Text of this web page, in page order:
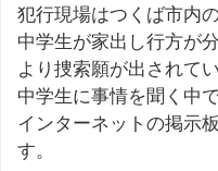
犯行現場はつくば市内
中学生が家出し行方が
より捜索願が出されて
中学生に事情を聞く中
インターネットの掲示
す。